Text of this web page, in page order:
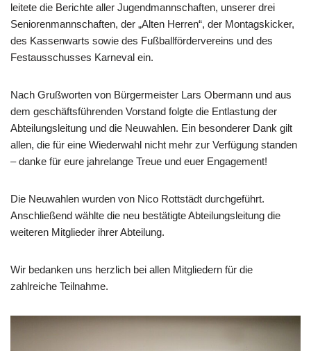
leitete die Berichte aller Jugendmannschaften, unserer drei
Seniorenmannschaften, der „Alten Herren“, der Montagskicker,
des Kassenwarts sowie des Fußballfördervereins und des
Festausschusses Karneval ein.
Nach Grußworten von Bürgermeister Lars Obermann und aus
dem geschäftsführenden Vorstand folgte die Entlastung der
Abteilungsleitung und die Neuwahlen. Ein besonderer Dank gilt
allen, die für eine Wiederwahl nicht mehr zur Verfügung standen
– danke für eure jahrelange Treue und euer Engagement!
Die Neuwahlen wurden von Nico Rottstädt durchgeführt.
Anschließend wählte die neu bestätigte Abteilungsleitung die
weiteren Mitglieder ihrer Abteilung.
Wir bedanken uns herzlich bei allen Mitgliedern für die
zahlreiche Teilnahme.